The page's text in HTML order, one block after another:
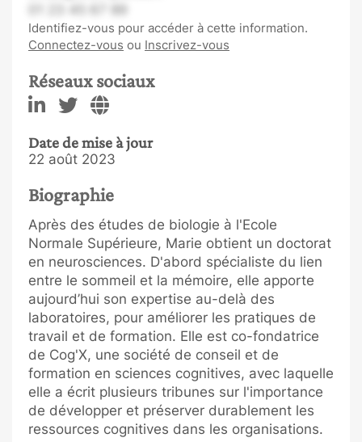
Identifiez-vous pour accéder à cette information.
Connectez-vous ou Inscrivez-vous
Réseaux sociaux
Date de mise à jour
22 août 2023
Biographie
Après des études de biologie à l'Ecole
Normale Supérieure, Marie obtient un doctorat
en neurosciences. D'abord spécialiste du lien
entre le sommeil et la mémoire, elle apporte
aujourd’hui son expertise au-delà des
laboratoires, pour améliorer les pratiques de
travail et de formation. Elle est co-fondatrice
de Cog'X, une société de conseil et de
formation en sciences cognitives, avec laquelle
elle a écrit plusieurs tribunes sur l'importance
de développer et préserver durablement les
ressources cognitives dans les organisations.